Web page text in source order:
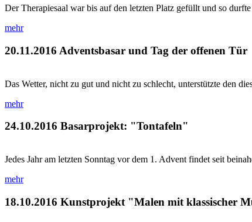
Der Therapiesaal war bis auf den letzten Platz gefüllt und so
mehr
20.11.2016 Adventsbasar und Tag der offenen Tür
Das Wetter, nicht zu gut und nicht zu schlecht, unterstützte den
mehr
24.10.2016 Basarprojekt: "Tontafeln"
Jedes Jahr am letzten Sonntag vor dem 1. Advent findet seit
mehr
18.10.2016 Kunstprojekt "Malen mit klassischer